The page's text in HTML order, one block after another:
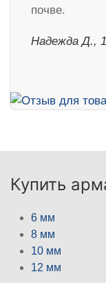
почве.
Надежда Д.,
Купить
6 мм
8 мм
10 мм
12 мм